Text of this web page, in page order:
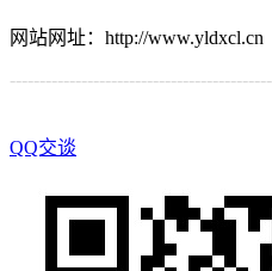
网站网址：http://www.yldxcl.cn
QQ交谈